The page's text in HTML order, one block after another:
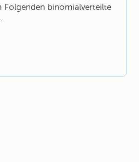
Folgenden binomialverteilte